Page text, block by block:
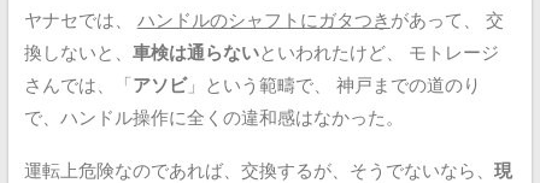
ヤナセでは、 ハンドルのシャフトにガタつき があって、
交
換しないと、 車検は通らないといわれたけど、
モトレージ
さんでは、「アソビ」という範疇で、
神戸までの道のり
で、ハンドル操作に全くの違和感はなかった。
運転上危険なのであれば、交換するが、そうでないなら、 現